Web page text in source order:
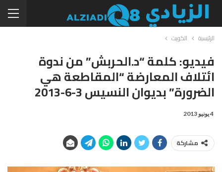
الرئيسية الكويت
فيديو: كلمة “د.الحربش” من ندوة
ائتلاف المعارضة “المقاطعة هي
الضرورة” بديوان النسيس 3-6-2013
4 يونيو 2013
مشاركة